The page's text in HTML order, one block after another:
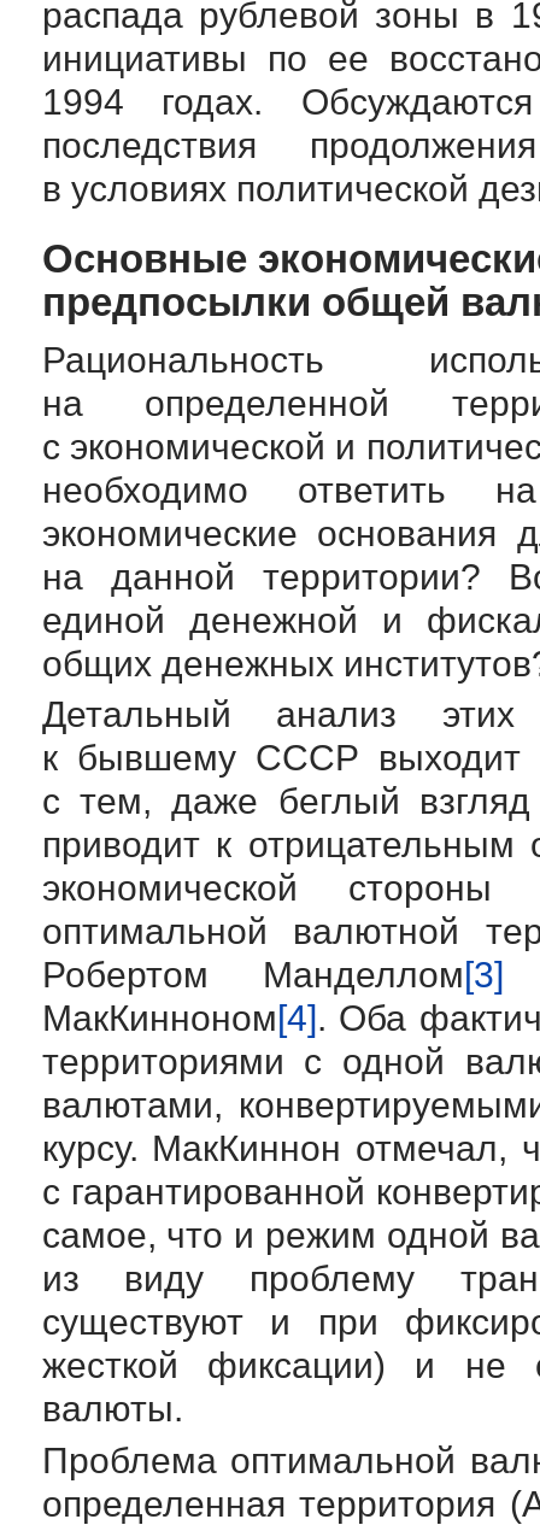
распада рублевой зоны в
инициативы по ее
1994 годах.
последствия
в условиях политической
Основные
предпосылки общей
Рациональность
на определенной
с экономической и
необходимо ответить
экономические
на данной территории?
единой денежной и
общих денежных
Детальный анализ
к бывшему СССР выходит
с тем, даже беглый
приводит к
экономической
оптимальной валютной
Робертом Манделлом[3]
МакКинноном[4]. Оба
территориями с одной
валютами,
курсу. МакКиннон отмечал,
с гарантированной
самое, что и режим одной
из виду проблему
существуют и при
жесткой фиксации) и не
валюты.
Проблема оптимальной
определенная территория